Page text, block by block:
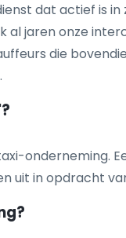
dat actief is
al jaren onze
die
onderneming.
uit in opdracht